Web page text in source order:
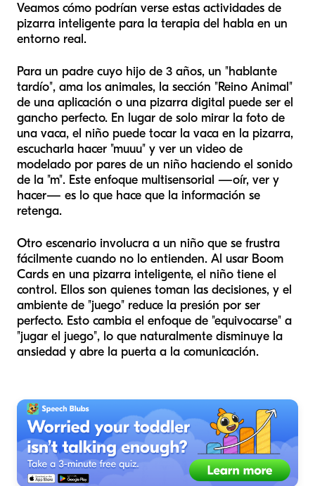
Veamos cómo podrían verse estas actividades de
pizarra inteligente para la terapia del habla en un
entorno real.
Para un padre cuyo hijo de 3 años, un "hablante
tardío", ama los animales, la sección "Reino Animal"
de una aplicación o una pizarra digital puede ser el
gancho perfecto. En lugar de solo mirar la foto de
una vaca, el niño puede tocar la vaca en la pizarra,
escucharla hacer "muuu" y ver un video de
modelado por pares de un niño haciendo el sonido
de la "m". Este enfoque multisensorial —oír, ver y
hacer— es lo que hace que la información se
retenga.
Otro escenario involucra a un niño que se frustra
fácilmente cuando no lo entienden. Al usar Boom
Cards en una pizarra inteligente, el niño tiene el
control. Ellos son quienes toman las decisiones, y el
ambiente de "juego" reduce la presión por ser
perfecto. Esto cambia el enfoque de "equivocarse" a
"jugar el juego", lo que naturalmente disminuye la
ansiedad y abre la puerta a la comunicación.